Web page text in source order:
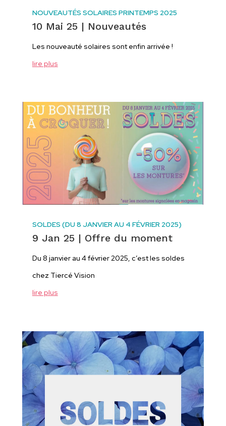
NOUVEAUTÉS SOLAIRES PRINTEMPS 2025
10 Mai 25 | Nouveautés
Les nouveauté solaires sont enfin arrivée !
lire plus
SOLDES (DU 8 JANVIER AU 4 FÉVRIER 2025)
9 Jan 25 | Offre du moment
Du 8 janvier au 4 février 2025, c’est les soldes
chez Tiercé Vision
lire plus